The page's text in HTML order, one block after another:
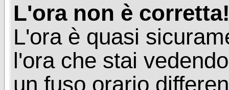
L'ora non è
L'ora è quasi
l'ora che stai
un fuso orario